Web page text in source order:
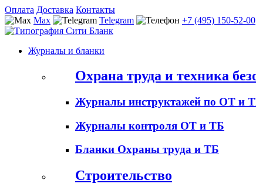
Оплата Доставка Контакты
Max
Telegram +7 (495) 150-52-00
Журналы и бланки
Охрана труда и техника
Журналы инструктажей по ОТ и
Журналы контроля ОТ и ТБ
Бланки Охраны труда и ТБ
Строительство